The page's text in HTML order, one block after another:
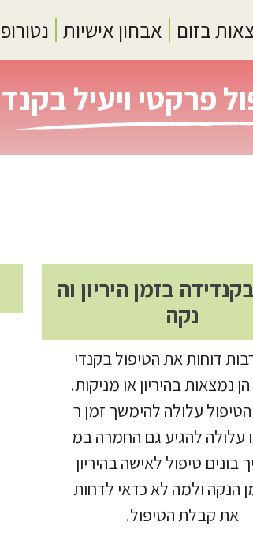
בזום אבחון אישיות
פרקטי ויעיל
בזמן היריון וה
נקה
דוחות את הטיפול בקנדי
נמצאות בהיריון או מניקות.
הטיפול עלולה להימשך זמן ר
עלולה להגיע גם החמרה במ
בונים טיפול לאישה בהיריון
הנקה ולמה לא כדאי לדחות
את קבלת הטיפול.